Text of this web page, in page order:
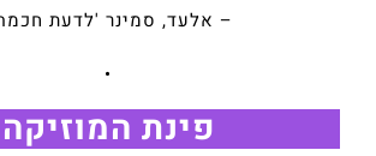
– אלעד, סמינר 'לדעת
•
פינת המוזיקה